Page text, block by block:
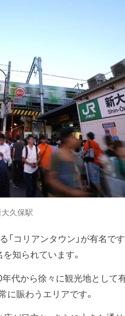
大久保駅
「コリアンタウン」が有名で
知られています。
代から徐々に観光地として
に賑わうエリアです。